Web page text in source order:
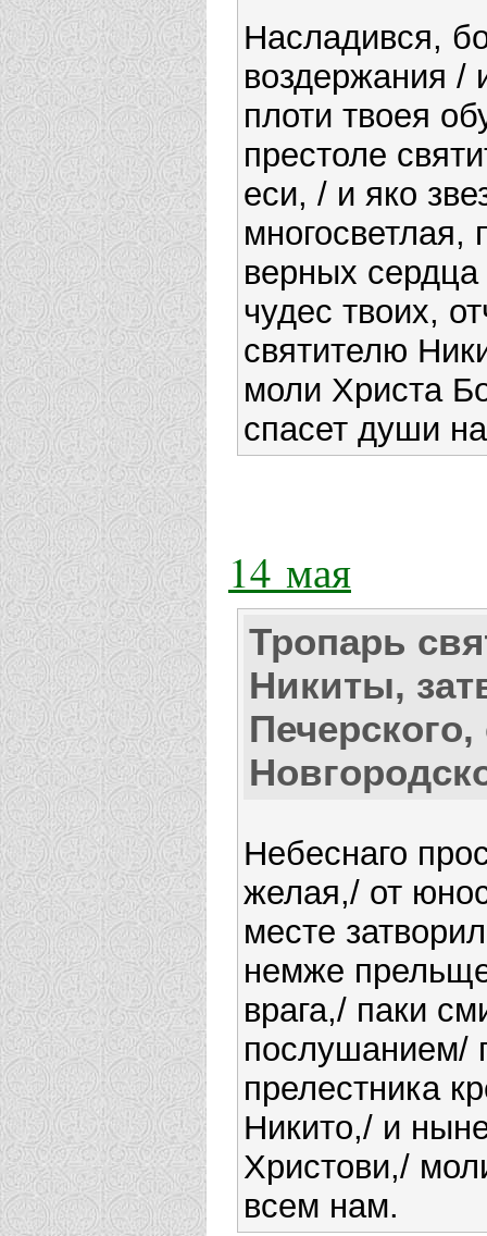
Насладився,
воздержания /
плоти твоея
престоле
еси, / и яко
многосветлая,
верных
чудес твоих,
святителю
моли Христа
спасет души
14 мая
Тропарь
Никиты,
Печерского,
Небеснаго
желая,/ от
месте
немже
врага,/ паки
послушанием/
прелестника
Никито,/ и
Христови,/
всем нам.